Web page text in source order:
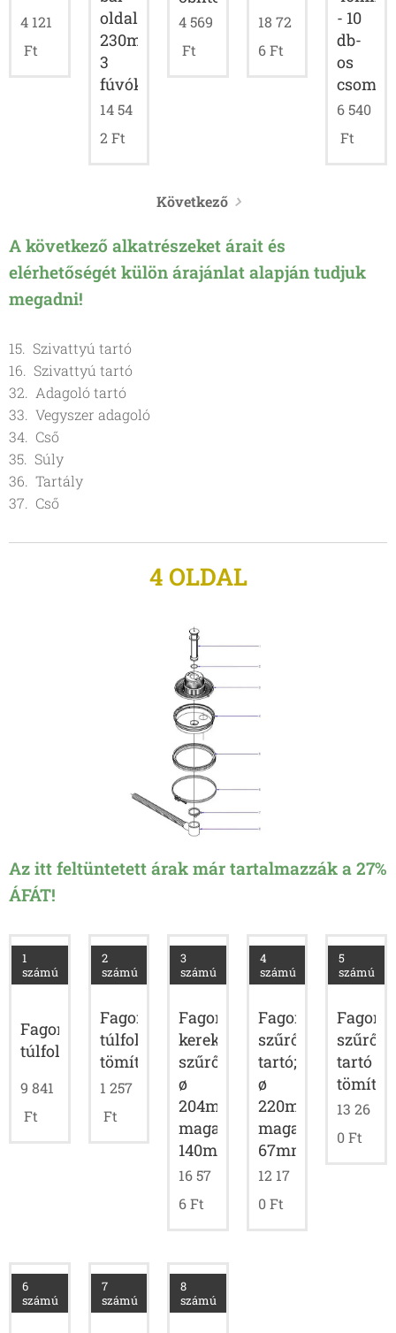
4 121
Ft
oldali;
230mm;
3
fúvókás
14 54
2 Ft
4 569
Ft
18 72
6Ft
- 10
db-
os
csomag
6 540
Ft
Következő
A következő alkatrészeket árait és
elérhetőségét külön árajánlat alapján tudjuk
megadni!
15. Szivattyú tartó
16. Szivattyú tartó
32. Adagoló tartó
33. Vegyszer adagoló
34. Cső
35. Súly
36. Tartály
37. Cső
4 OLDAL
Az itt feltüntetett árak már tartalmazzák a 27%
ÁFÁT!
Fagor
túlfolyócső
1
számú
9 841
Ft
Fagor
túlfolyócső
tömítése
2
számú
1 257
Ft
Fagor
kerek
szűrő;
ø
204mm;
magasság:
140mm
3
számú
16 57
6Ft
Fagor
szűrő
tartó;
ø
220mm;
magasság:
67mm
4
számú
12 17
0Ft
Fagor
szűrő
tartó
5
számú
13 26
0Ft
6
számú
7
számú
8
számú